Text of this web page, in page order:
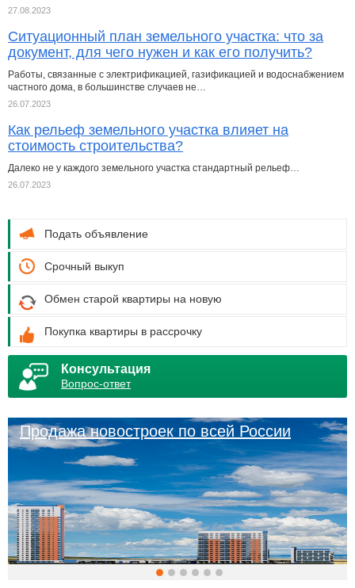
27.08.2023
Ситуационный план земельного участка: что за
документ, для чего нужен и как его получить?
Работы, связанные с электрификацией, газификацией и водоснабжением
частного дома, в большинстве случаев не…
26.07.2023
Как рельеф земельного участка влияет на
стоимость строительства?
Далеко не у каждого земельного участка стандартный рельеф…
26.07.2023
Подать объявление
Срочный выкуп
Обмен старой квартиры на новую
Покупка квартиры в рассрочку
Консультация
Вопрос-ответ
Продажа новостроек по всей России